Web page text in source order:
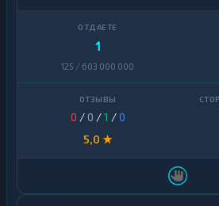
1
125 / 603 000 000
0 / 0 /1 /0
5,0 ★